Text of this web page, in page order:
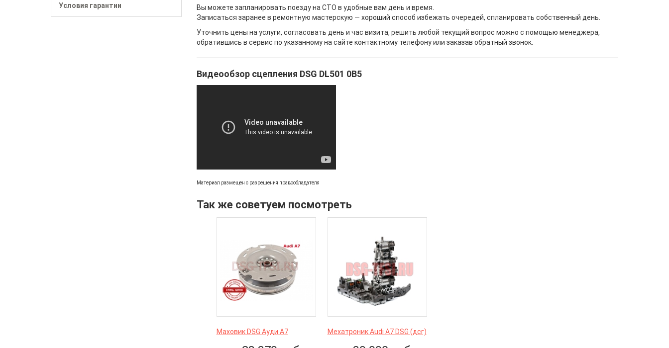
Условия гарантии
Вы можете запланировать поезду на СТО в удобные вам день и время.
Записаться заранее в ремонтную мастерскую — хороший способ избежать очередей, спланировать собственный день.
Уточнить цены на услуги, согласовать день и час визита, решить любой текущий вопрос можно с помощью менеджера,
обратившись в сервис по указанному на сайте контактному телефону или заказав обратный звонок.
Видеообзор сцепления DSG DL501 0B5
Материал размещен с разрешения правообладателя
Так же советуем посмотреть
Маховик DSG Ауди А7 Мехатроник Audi A7 DSG (дсг)